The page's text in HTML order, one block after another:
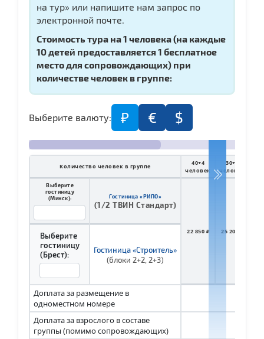
на тур» или напишите нам запрос по
электронной почте.
Стоимость тура на 1 человека (на каждые
10 детей предоставляется 1 бесплатное
место для сопровождающих) при
количестве человек в группе:
Выберите валюту: ₽ € $
Количество человек в группе
40+4
человек
30+3
человек
Выберите
гостиницу
(Минск):
Гостиница «РИПО»
(1/2 ТВИН Стандарт)
22 850 ₽ 25 200 ₽
Выберите
гостиницу
(Брест):
Гостиница «Строитель»
(блоки 2+2, 2+3)
Доплата за размещение в
одноместном номере
Доплата за взрослого в составе
группы (помимо сопровождающих)